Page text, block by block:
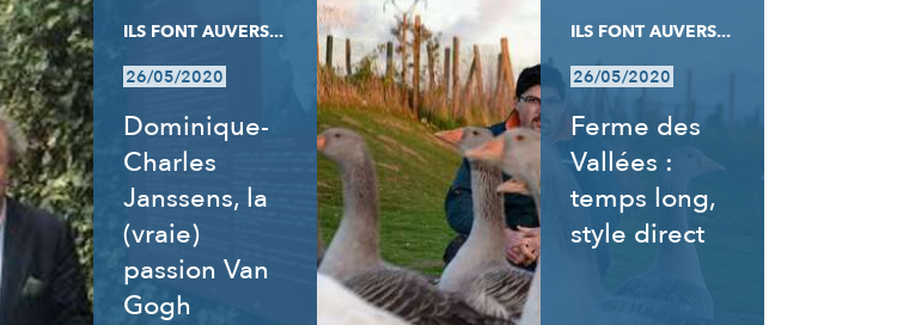
ILS FONT AUVERS...
26/05/2020
Dominique-
Charles
Janssens, la
(vraie)
passion Van
Gogh
ILS FONT AUVERS...
26/05/2020
Ferme des
Vallées :
temps long,
style direct